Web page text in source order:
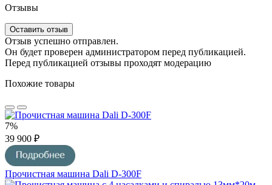
Отзывы
Оставить отзыв
Отзыв успешно отправлен.
Он будет проверен администратором перед публикацией.
Перед публикацией отзывы проходят модерацию
Похожие товары
7%
39 900 ₽
Прочистная машина Dali D-300F